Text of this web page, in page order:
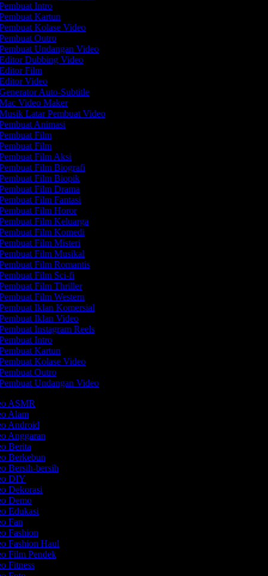
Intro
Kartun
Kolase Video
Outro
Undangan Video
Dubbing Video
Film
Video
Auto-Subtitle
Video Maker
Latar Pembuat Video
Animasi
Film
Film
Film Aksi
Film Biografi
Film Biopik
Film Drama
Film Fantasi
Film Horor
Film Keluarga
Film Komedi
Film Misteri
Film Musikal
Film Romantis
Film Sci-fi
Film Thriller
Film Western
Iklan Komersial
Iklan Video
Instagram Reels
Intro
Kartun
Kolase Video
Outro
Undangan Video
ASMR
Alam
Android
Anggaran
Berita
Berkebun
Bersih-bersih
DIY
Dekorasi
Demo
Edukasi
Fan
Fashion
Fashion Haul
Film Pendek
Fitness